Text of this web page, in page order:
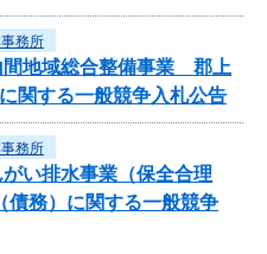
務所
間地域総合整備事業 郡上
関する一般競争入札公告
務所
い排水事業（保全合理
務）に関する一般競争